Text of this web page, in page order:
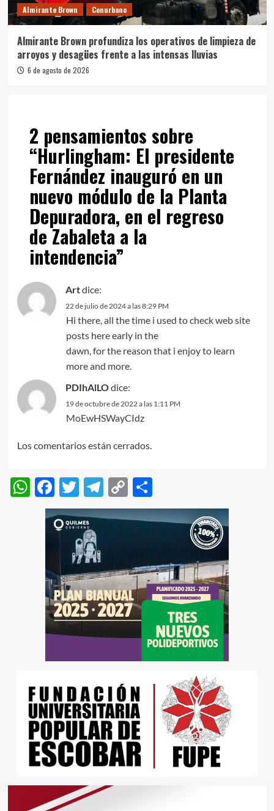
Almirante Brown Conurbano
Almirante Brown profundiza los operativos de limpieza de
arroyos y desagües frente a las intensas lluvias
6 de agosto de 2026
2 pensamientos sobre
“Hurlingham: El presidente
Fernández inauguró en un
nuevo módulo de la Planta
Depuradora, en el regreso
de Zabaleta a la
intendencia”
Artdice:
22 de julio de 2024 a las 8:29 PM
Hi there, all the time i used to check web site
posts here early in the
dawn, for the reason that i enjoy to learn
more and more.
PDIhAlLOdice:
19 de octubre de 2022 a las 1:11 PM
MoEwHSWayCIdz
Los comentarios están cerrados.
WhatsApp
Facebook
Twitter
Telegram
Copy
Link
Compartir